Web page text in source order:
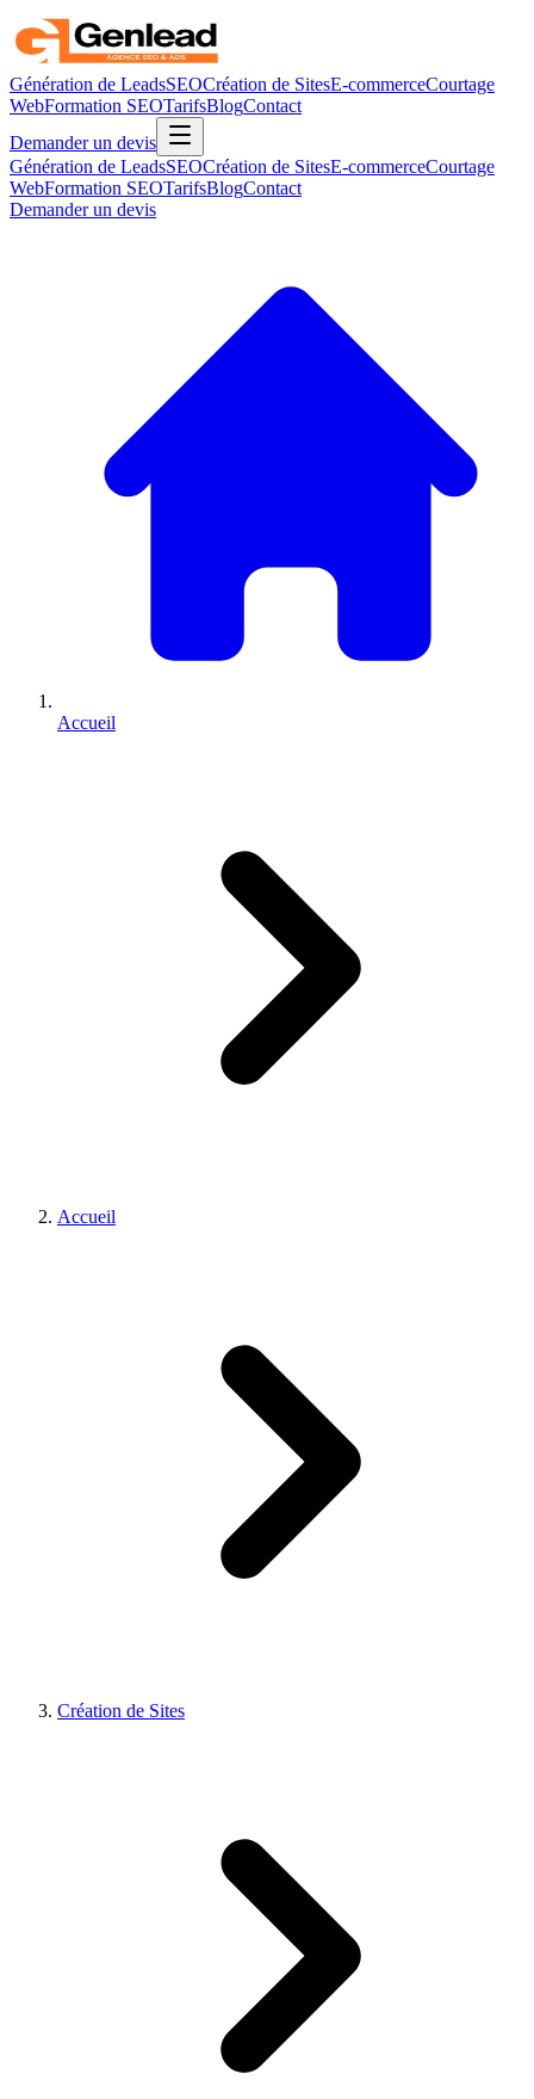
Génération de LeadsSEOCréation de SitesE-commerceCourtage
WebFormation SEOTarifsBlogContact
Demander un devis
Génération de LeadsSEOCréation de SitesE-commerceCourtage
WebFormation SEOTarifsBlogContact
Demander un devis
Accueil
Accueil
Création de Sites